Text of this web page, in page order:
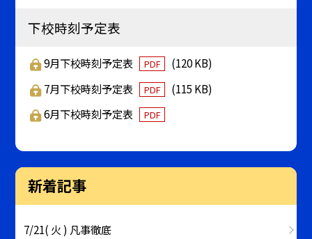
下校時刻予定表
9月下校時刻予定表 PDF
(120 KB)
7月下校時刻予定表
PDF
(115 KB)
6月下校時刻予定表
PDF
新着記事
7/21( 火 ) 凡事徹底